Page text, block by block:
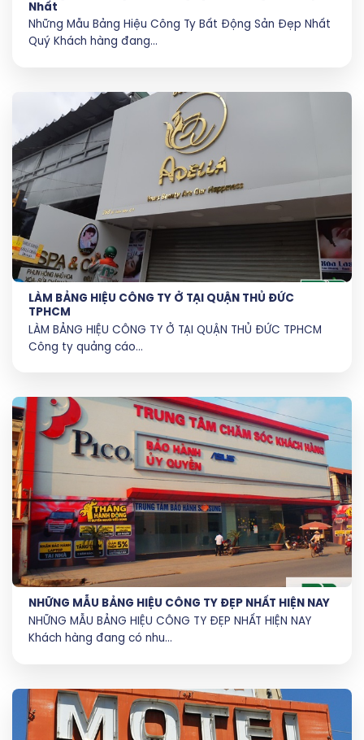
Nhất
Những Mẫu Bảng Hiệu Công Ty Bất Động Sản Đẹp Nhất
Quý Khách hàng đang...
LÀM BẢNG HIỆU CÔNG TY Ở TẠI QUẬN THỦ ĐỨC
TPHCM
LÀM BẢNG HIỆU CÔNG TY Ở TẠI QUẬN THỦ ĐỨC TPHCM
Công ty quảng cáo...
NHỮNG MẪU BẢNG HIỆU CÔNG TY ĐẸP NHẤT HIỆN NAY
NHỮNG MẪU BẢNG HIỆU CÔNG TY ĐẸP NHẤT HIỆN NAY
Khách hàng đang có nhu...